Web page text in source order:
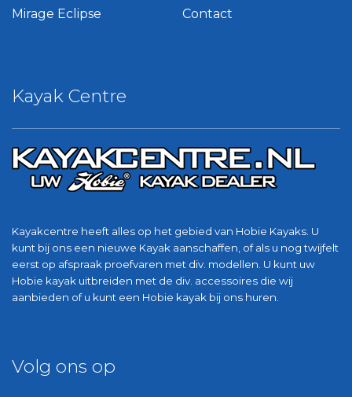
Kayak Centre
Kayakcentre heeft alles op het gebied van Hobie Kayaks. U
kunt bij ons een nieuwe Kayak aanschaffen, of als u nog twijfelt
eerst op afspraak proefvaren met div. modellen. U kunt uw
Hobie kayak uitbreiden met de div. accessoires die wij
aanbieden of u kunt een Hobie kayak bij ons huren.
Mirage Eclipse
Contact
Volg ons op